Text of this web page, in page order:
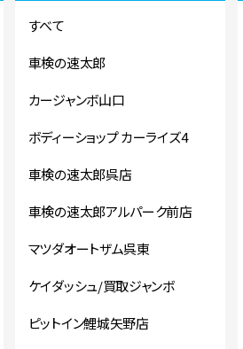
すべて
車検の速太郎
カージャンボ山口
ボディーショップ カーライズ4
車検の速太郎呉店
車検の速太郎アルパーク前店
マツダオートザム呉東
ケイダッシュ/買取ジャンボ
ピットイン鯉城矢野店